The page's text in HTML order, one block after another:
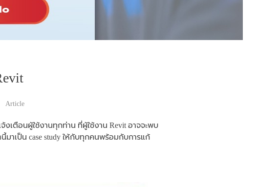
Article
งเตือนผู้ใช้งานทุกท่าน ที่ผู้ใช้งาน Revit อาจจะพบ
มาเป็น case study ให้กับทุกคนพร้อมกับการแก้